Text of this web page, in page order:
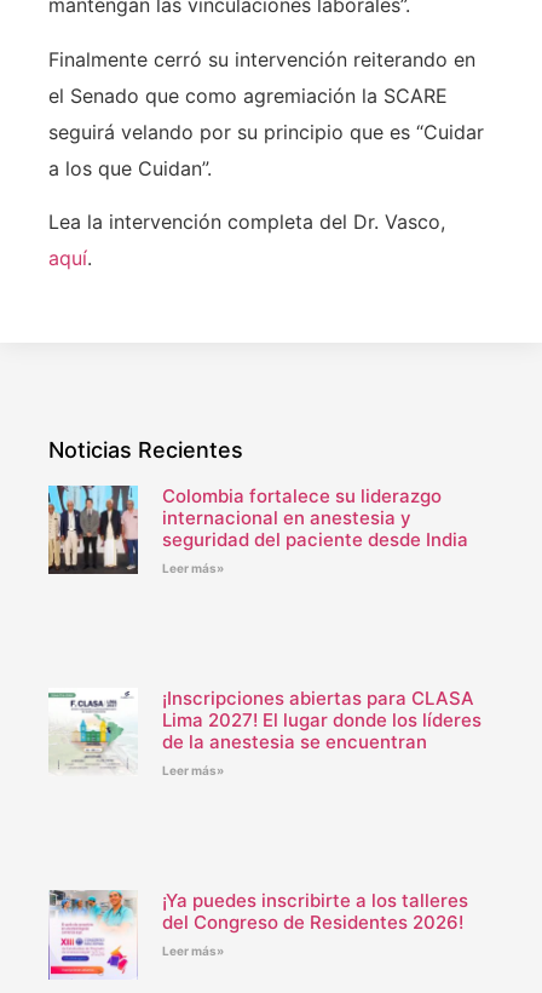
mantengan las vinculaciones laborales”.
Finalmente cerró su intervención reiterando en
el Senado que como agremiación la SCARE
seguirá velando por su principio que es “Cuidar
a los que Cuidan”.
Lea la intervención completa del Dr. Vasco,
aquí.
Noticias Recientes
Colombia fortalece su liderazgo
internacional en anestesia y
seguridad del paciente desde India
Leer más»
¡Inscripciones abiertas para CLASA
Lima 2027! El lugar donde los líderes
de la anestesia se encuentran
Leer más»
¡Ya puedes inscribirte a los talleres
del Congreso de Residentes 2026!
Leer más»